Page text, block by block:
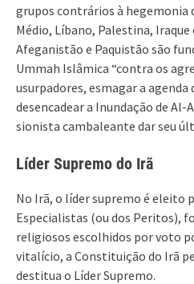
grupos contrários à hegemonia
Médio, Líbano, Palestina, Iraque
Afeganistão e Paquistão são
Ummah Islâmica “contra os
usurpadores, esmagar a agenda
desencadear a Inundação de Al-
sionista cambaleante dar seu
Líder Supremo do Irã
No Irã, o líder supremo é eleito
Especialistas (ou dos Peritos),
religiosos escolhidos por voto
vitalício, a Constituição do Irã
destitua o Líder Supremo.